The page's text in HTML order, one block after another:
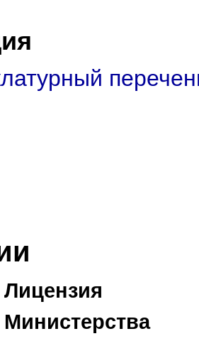
Лицензия
Министерства